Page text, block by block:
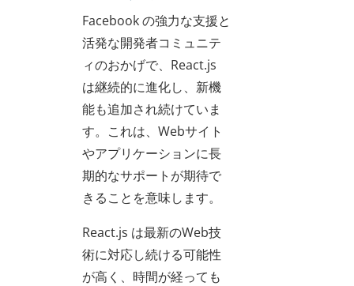
Facebook の強力な支援と
活発な開発者コミュニテ
ィのおかげで、React.js
は継続的に進化し、新機
能も追加され続けていま
す。これは、Webサイト
やアプリケーションに長
期的なサポートが期待で
きることを意味します。
React.js は最新のWeb技
術に対応し続ける可能性
が高く、時間が経っても